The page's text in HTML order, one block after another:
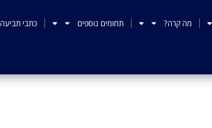
מה קרה? תחומים נוספים כתבי תביעה